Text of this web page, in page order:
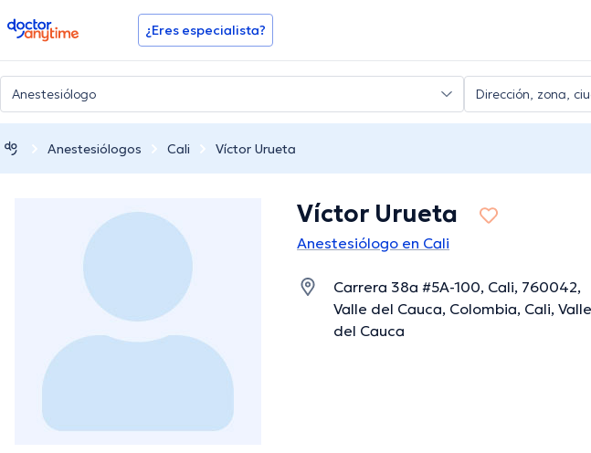
doctoranytime ¿Eres especialista?
Anestesiólogos Cali Víctor Urueta
Víctor Urueta
Anestesiólogo en Cali
Carrera 38a #5A-100, Cali, 760042,
Valle del Cauca, Colombia, Cali, Valle
del Cauca